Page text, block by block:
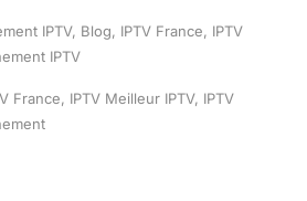
IPTV, Blog, IPTV France, IPTV
IPTV
France, IPTV Meilleur IPTV, IPTV